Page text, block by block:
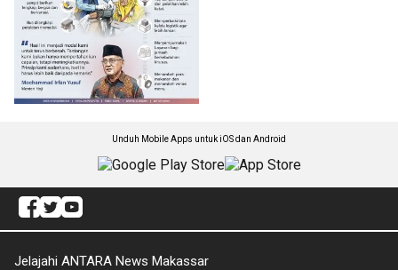
Unduh Mobile Apps untuk iOS dan Android
Jelajahi ANTARA News Makassar